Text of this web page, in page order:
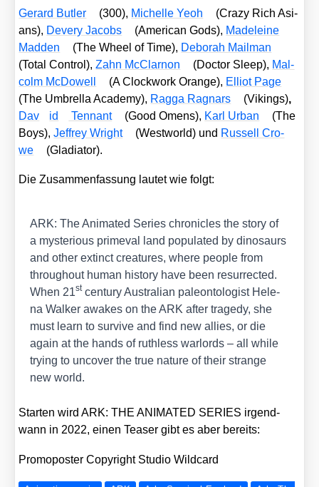
Gerard But­ler (300), Michel­le Yeoh (Cra­zy Rich Asi­
ans), Devery Jacobs (Ame­ri­can Gods), Made­lei­ne
Mad­den
(The Wheel of Time), Debo­rah Mail­man
(Total Con­trol),Zahn McC­lar­non (Doc­tor Sleep), Mal­
colm McDo­well
(A Clock­work Oran­ge), Elli­ot Page
(The Umbrel­la Aca­de­my), Rag­ga Rag­nars (Vikings),
Dav
id Ten­n­ant (Good Omens), Karl Urban (The
Boys),Jef­frey Wright (West­world) und Rus­sell Cro­
we
(Gla­dia­tor).
Die Zusam­men­fas­sung lau­tet wie folgt:
ARK: The Ani­ma­ted Series chro­nic­les the sto­ry of
a mys­te­rious pri­me­val land popu­la­ted by dino­saurs
and other extinct crea­tures, whe­re peo­p­le from
throug­hout human histo­ry have been resur­rec­ted.
When 21stcen­tu­ry Aus­tra­li­an pale­on­to­lo­gist Hele­
na Wal­ker awa­kes on the ARK after tra­ge­dy, she
must learn to sur­vi­ve and find new allies, or die
again at the hands of ruthl­ess war­lords – all while
try­ing to unco­ver the true natu­re of their stran­ge
new world.
Star­ten wird ARK: THE ANIMATED SERIES irgend­
wann in 2022, einen Teaser gibt es aber bereits:
Pro­mo­pos­ter Copy­right Stu­dio Wild­card